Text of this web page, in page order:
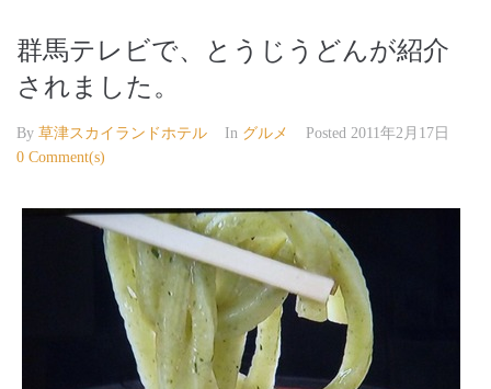
群馬テレビで、とうじうどんが紹介
されました。
By 草津スカイランドホテル In グルメ Posted 2011年2月17日
0 Comment(s)